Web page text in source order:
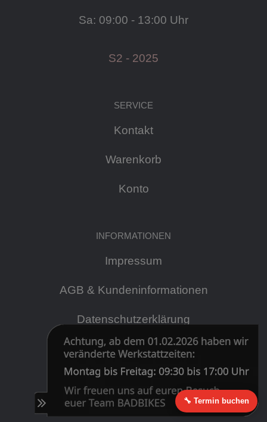
Sa: 09:00 - 13:00 Uhr
S2 - 2025
SERVICE
Kontakt
Warenkorb
Konto
INFORMATIONEN
Impressum
AGB & Kundeninformationen
Datenschutzerklärung
Widerrufsrecht
Cookie Einstellungen
Zahlung & Versand 🔧 Termin buchen